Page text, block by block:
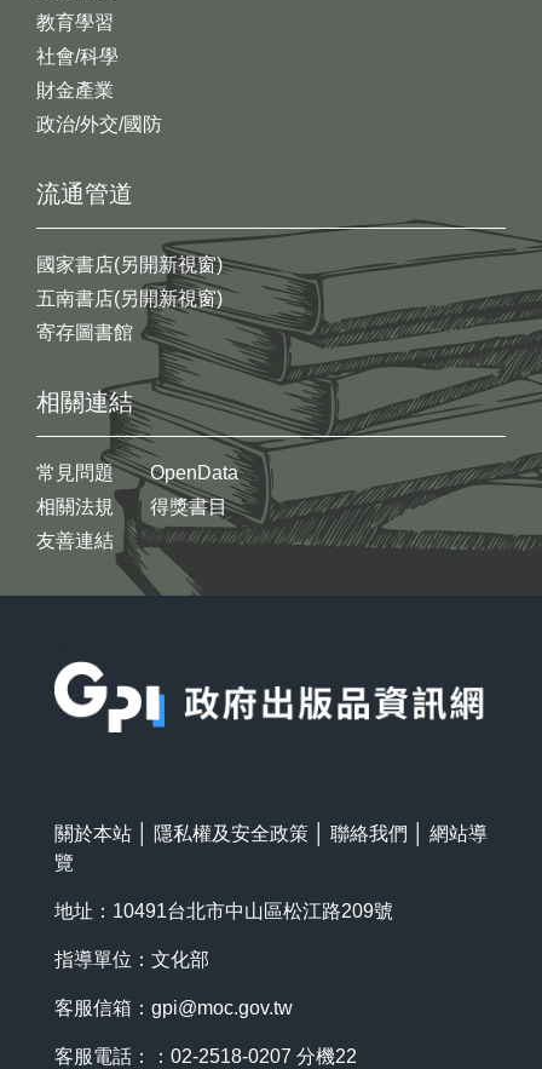
教育學習
社會/科學
財金產業
政治/外交/國防
流通管道
國家書店(另開新視窗)
五南書店(另開新視窗)
寄存圖書館
相關連結
常見問題
相關法規
友善連結
OpenData
得獎書目
關於本站 隱私權及安全政策 聯絡我們
網站導
覽
地址：10491台北市中山區松江路209號
指導單位：文化部
客服信箱： gpi@moc.gov.tw
客服電話：：02-2518-0207 分機22